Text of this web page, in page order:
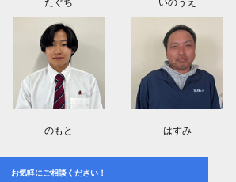
たぐち いのうえ
のもと はすみ
お気軽にご相談ください！